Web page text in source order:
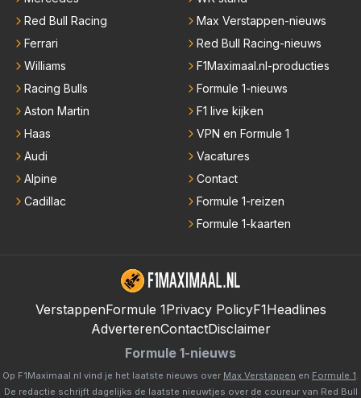
Red Bull Racing
Ferrari
Williams
Racing Bulls
Aston Martin
Haas
Audi
Alpine
Cadillac
Max Verstappen-nieuws
Red Bull Racing-nieuws
F1Maximaal.nl-producties
Formule 1-nieuws
F1 live kijken
VPN en Formule 1
Vacatures
Contact
Formule 1-reizen
Formule 1-kaarten
VerstappenFormule 1Privacy PolicyF1Headlines
AdverterenContactDisclaimer
Formule 1-nieuws
Op F1Maximaal.nl vind je het laatste nieuws over Max Verstappen en Formule 1
De redactie schrijft dagelijks de laatste nieuwtjes over de coureur van Red Bull